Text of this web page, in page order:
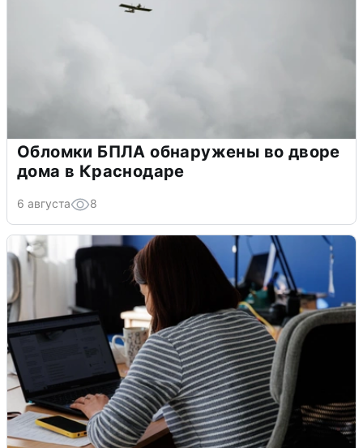
Обломки БПЛА обнаружены во дворе
дома в Краснодаре
6 августа 8